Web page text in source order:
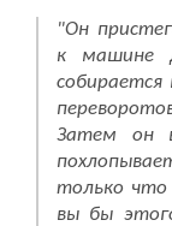
"Он
к машине
Затем он
только
вы бы